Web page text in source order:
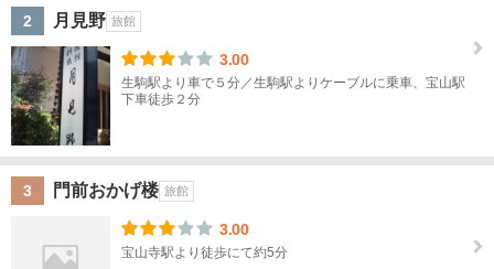
ホ
テ
ル
名
こ
地図
を表示
畿
賀
京
大
2 月見野 旅館
3.00
生駒駅より車で５分／生駒駅よりケーブルに乗車、宝山駅
下車徒歩２分
3 門前おかげ楼 旅館
3.00
宝山寺駅より徒歩にて約5分